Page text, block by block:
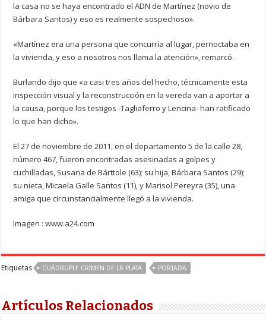
la casa no se haya encontrado el ADN de Martínez (novio de
Bárbara Santos) y eso es realmente sospechoso».
«Martínez era una persona que concurría al lugar, pernoctaba en
la vivienda, y eso a nosotros nos llama la atención», remarcó.
Burlando dijo que «a casi tres años del hecho, técnicamente esta
inspección visual y la reconstrucción en la vereda van a aportar a
la causa, porque los testigos -Tagliaferro y Lencina- han ratificado
lo que han dicho».
El 27 de noviembre de 2011, en el departamento 5 de la calle 28,
número 467, fueron encontradas asesinadas a golpes y
cuchilladas, Susana de Bárttole (63); su hija, Bárbara Santos (29);
su nieta, Micaela Galle Santos (11), y Marisol Pereyra (35), una
amiga que circunstancialmente llegó a la vivienda.
Imagen : www.a24.com
Etiquetas CUÁDRUPLE CRIMEN DE LA PLATA PORTADA
Artículos Relacionados